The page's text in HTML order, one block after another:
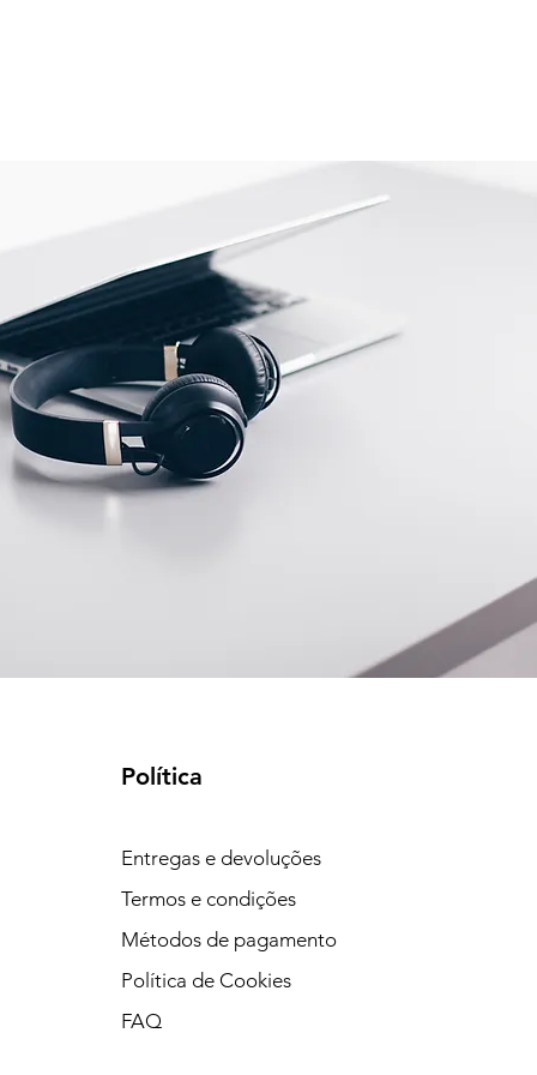
Política
Entregas e devoluções
Termos e condições
Métodos de pagamento
Política de Cookies
FAQ